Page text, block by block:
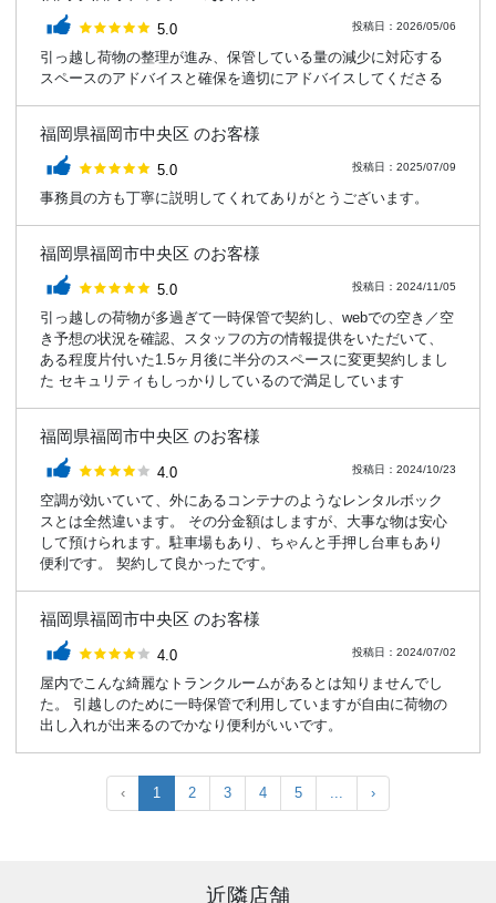
評価：
5.0 投稿日：2026/05/06
引っ越し荷物の整理が進み、保管している量の減少に対応する
スペースのアドバイスと確保を適切にアドバイスしてくださる
福岡県福岡市中央区 のお客様
評価：
5.0 投稿日：2025/07/09
事務員の方も丁寧に説明してくれてありがとうございます。
福岡県福岡市中央区 のお客様
評価：
5.0 投稿日：2024/11/05
引っ越しの荷物が多過ぎて一時保管で契約し、webでの空き／空
き予想の状況を確認、スタッフの方の情報提供をいただいて、
ある程度片付いた1.5ヶ月後に半分のスペースに変更契約しまし
た セキュリティもしっかりしているので満足しています
福岡県福岡市中央区 のお客様
評価：
4.0 投稿日：2024/10/23
空調が効いていて、外にあるコンテナのようなレンタルボック
スとは全然違います。 その分金額はしますが、大事な物は安心
して預けられます。駐車場もあり、ちゃんと手押し台車もあり
便利です。 契約して良かったです。
福岡県福岡市中央区 のお客様
評価：
4.0 投稿日：2024/07/02
屋内でこんな綺麗なトランクルームがあるとは知りませんでし
た。 引越しのために一時保管で利用していますが自由に荷物の
出し入れが出来るのでかなり便利がいいです。
‹ 1 2 3 4 5 ... ›
近隣店舗